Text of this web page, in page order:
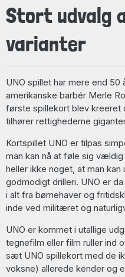
Stort udvalg
varianter
UNO spillet har mere end 50
amerikanske barbér Merle
første spillekort blev kreeret
tilhører rettighederne
Kortspillet UNO er tilpas
man kan nå at føle sig
heller ikke noget, at man
godmodigt drilleri. UNO er
i alt fra børnehaver og
inde ved militæret og
UNO er kommet i utallige
tegnefilm eller film ruller ind
sæt UNO spillekort med de
voksne) allerede kender og